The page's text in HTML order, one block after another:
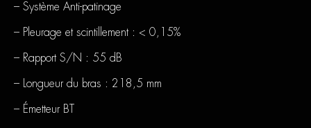
– Système Anti-patinage
– Pleurage et scintillement : < 0,15%
– Rapport S/N : 55 dB
– Longueur du bras : 218,5 mm
– Émetteur BT